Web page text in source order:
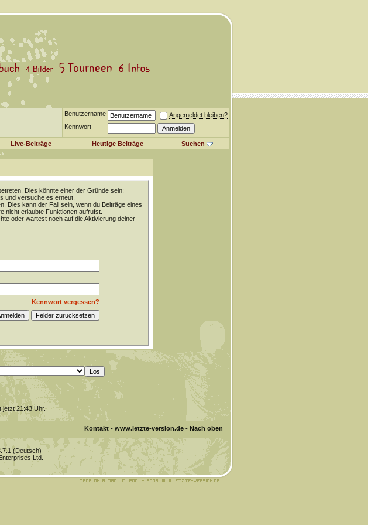
Benutzername
Angemeldet bleiben?
Kennwort
Live-Beiträge Heutige Beiträge Suchen
Dies könnte einer der Gründe sein:
und versuche es erneut.
Dies kann der Fall sein, wenn du Beiträge eines
nicht erlaubte Funktionen aufrufst.
oder wartest noch auf die Aktivierung deiner
Kennwort vergessen?
jetzt21:43Uhr.
Kontakt- www.letzte-version.de- Nach oben
(Deutsch)
Ltd.